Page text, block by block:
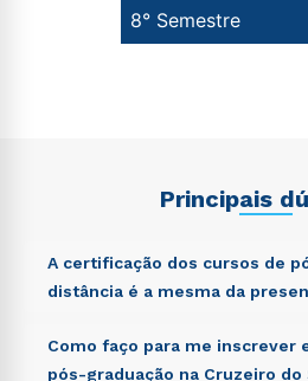
8° Semestre
Principais
A certificação dos cursos de
distância é a mesma da
Sed ut perspiciatis unde omnis
voluptatem accusantium
Como faço para me inscrever
pós-graduação na Cruzeiro